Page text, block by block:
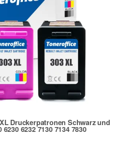
Druckerpatronen Schwarz und
6232 7130 7134 7830